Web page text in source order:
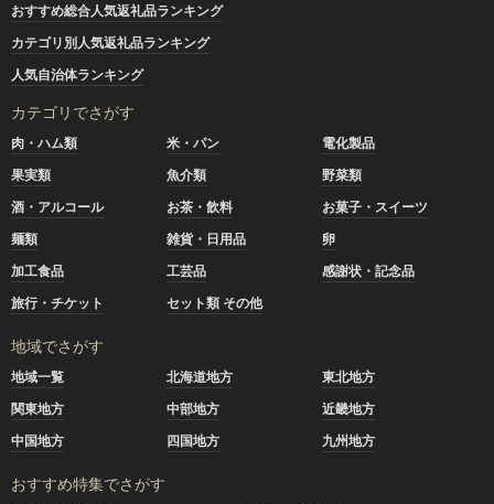
おすすめ総合人気返礼品ランキング
カテゴリ別人気返礼品ランキング
人気自治体ランキング
カテゴリでさがす
肉・ハム類 米・パン
電化製品
果実類
魚介類
野菜類
酒・アルコール
お茶・飲料
お菓子・スイーツ
麺類
雑貨・日用品
卵
加工食品
工芸品
感謝状・記念品
旅行・チケット
セット類 その他
地域でさがす
地域一覧 北海道地方
東北地方
関東地方
中部地方
近畿地方
中国地方
四国地方 九州地方
おすすめ特集でさがす